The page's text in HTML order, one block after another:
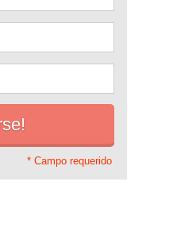
* Campo requerido